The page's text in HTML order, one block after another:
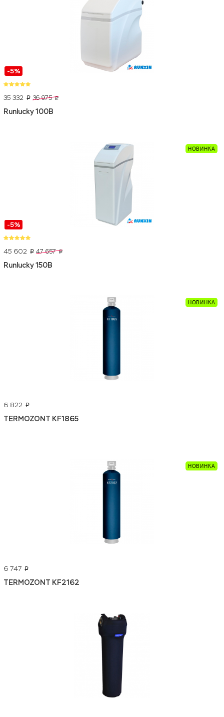
-5%
35 332 p 36 975 p
Runlucky 100B
-5%
45 602 p 47 657 p
Runlucky 150B
6 822 p
TERMOZONT KF1865
6 747 p
TERMOZONT KF2162